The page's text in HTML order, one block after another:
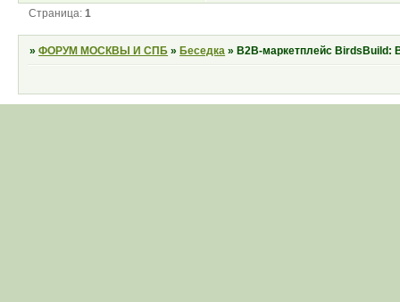
Страница:1
»ФОРУМ МОСКВЫ И СПБ » Беседка » B2B-маркетплейс BirdsBuild: